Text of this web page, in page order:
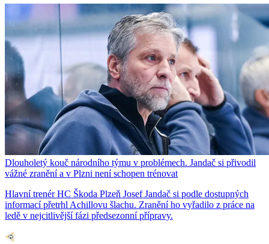
Dlouholetý kouč národního týmu v problémech. Jandač si přivodil
vážné zranění a v Plzni není schopen trénovat
Hlavní trenér HC Škoda Plzeň Josef Jandač si podle dostupných
informací přetrhl Achillovu šlachu. Zranění ho vyřadilo z práce na
ledě v nejcitlivější fázi předsezonní přípravy.